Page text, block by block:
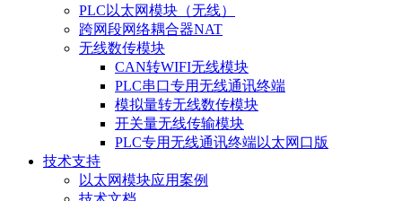
PLC以太网模块（无线）
跨网段网络耦合器NAT
无线数传模块
CAN转WIFI无线模块
PLC串口专用无线通讯终端
模拟量转无线数传模块
开关量无线传输模块
PLC专用无线通讯终端以太网口版
技术支持
以太网模块应用案例